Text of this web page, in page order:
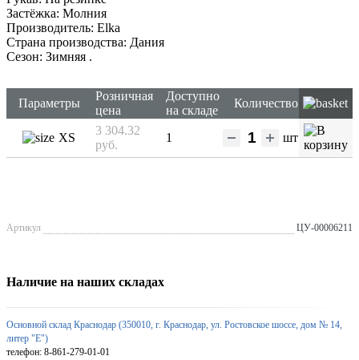
Застёжка: Молния
Производитель: Elka
Страна производства: Дания
Сезон: Зимняя .
Параметры
Розничная
цена
Доступно
на складе
Количество
XS
3 304.32
руб.
1 шт
Артикул ЦУ-00006211
Наличие на наших складах
Основной склад Краснодар (350010, г. Краснодар, ул. Ростовское шоссе, дом № 14,
литер "Е")
телефон: 8-861-279-01-01